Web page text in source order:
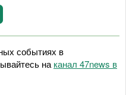
событиях в
на канал 47news в